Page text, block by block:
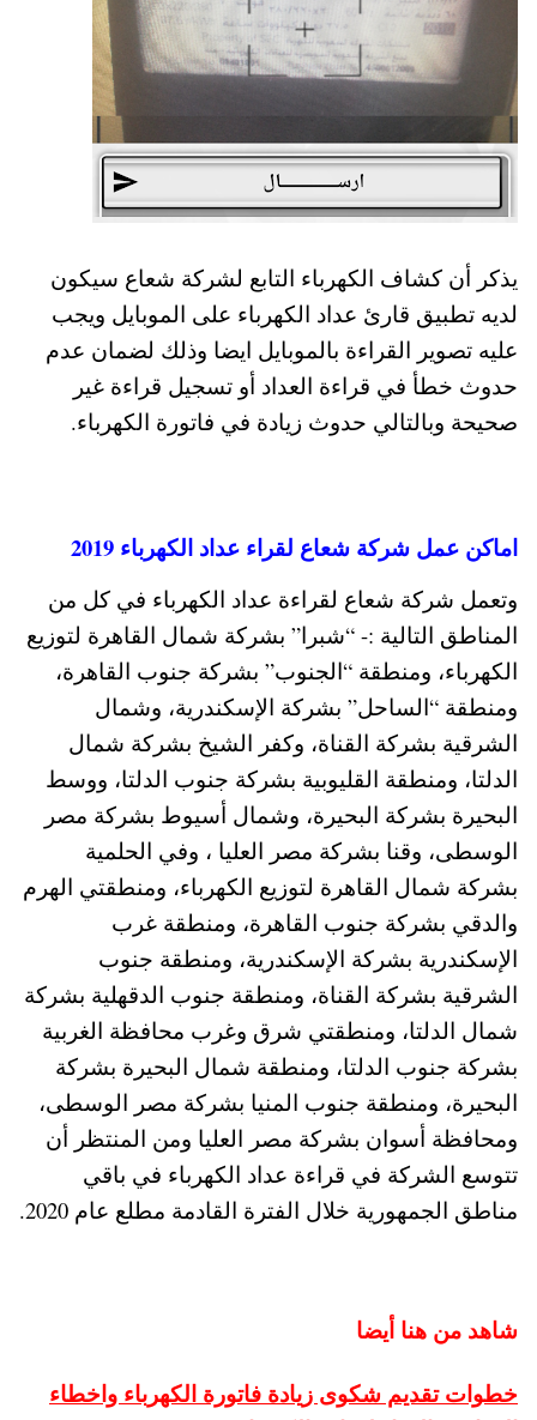
يذكر أن كشاف الكهرباء التابع لشركة شعاع سيكون
لديه تطبيق قارئ عداد الكهرباء على الموبايل ويجب
عليه تصوير القراءة بالموبايل ايضا وذلك لضمان عدم
حدوث خطأ في قراءة العداد أو تسجيل قراءة غير
صحيحة وبالتالي حدوث زيادة في فاتورة الكهرباء.
اماكن عمل شركة شعاع لقراء عداد الكهرباء 2019
وتعمل شركة شعاع لقراءة عداد الكهرباء في كل من
المناطق التالية :- “شبرا” بشركة شمال القاهرة لتوزيع
الكهرباء، ومنطقة “الجنوب” بشركة جنوب القاهرة،
ومنطقة “الساحل” بشركة الإسكندرية، وشمال
الشرقية بشركة القناة، وكفر الشيخ بشركة شمال
الدلتا، ومنطقة القليوبية بشركة جنوب الدلتا، ووسط
البحيرة بشركة البحيرة، وشمال أسيوط بشركة مصر
الوسطى، وقنا بشركة مصر العليا ، وفي الحلمية
بشركة شمال القاهرة لتوزيع الكهرباء، ومنطقتي الهرم
والدقي بشركة جنوب القاهرة، ومنطقة غرب
الإسكندرية بشركة الإسكندرية، ومنطقة جنوب
الشرقية بشركة القناة، ومنطقة جنوب الدقهلية بشركة
شمال الدلتا، ومنطقتي شرق وغرب محافظة الغربية
بشركة جنوب الدلتا، ومنطقة شمال البحيرة بشركة
البحيرة، ومنطقة جنوب المنيا بشركة مصر الوسطى،
ومحافظة أسوان بشركة مصر العليا ومن المنتظر أن
تتوسع الشركة في قراءة عداد الكهرباء في باقي
مناطق الجمهورية خلال الفترة القادمة مطلع عام 2020.
شاهد من هنا أيضا
خطوات تقديم شكوى زيادة فاتورة الكهرباء واخطاء